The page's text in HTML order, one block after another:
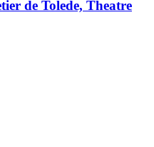
de Tolede, Theatre